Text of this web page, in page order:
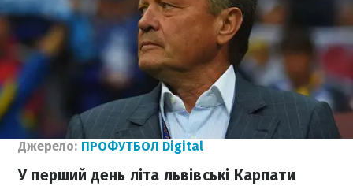
Джерело: ПРОФУТБОЛ Digital
У перший день літа львівські Карпати